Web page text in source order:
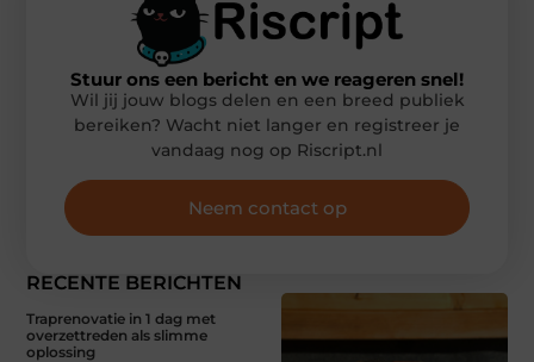
RECENTE BERICHTEN
Traprenovatie in 1 dag met
overzettreden als slimme
oplossing
Stuur ons een bericht en we reageren snel!
Wil jij jouw blogs delen en een breed publiek
bereiken? Wacht niet langer en registreer je
vandaag nog op Riscript.nl
Neem contact op